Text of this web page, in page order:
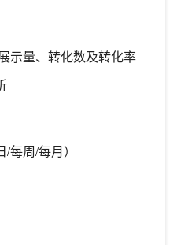
示量、转化数及转化率
每周/每月）